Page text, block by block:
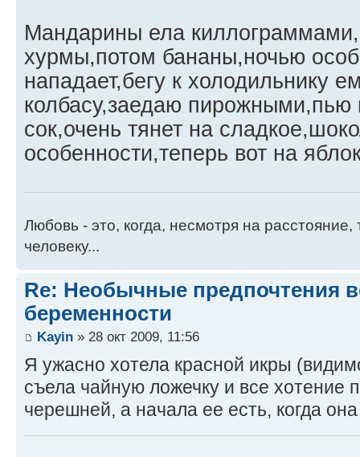
Мандарины ела
хурмы,потом бананы,ночью
нападает,бегу к холодильнику
колбасу,заедаю пирожными,пью
сок,очень тянет на
особенности,теперь вот на
Любовь - это, когда, несмотря на
человеку...
Re: Необычные предпочтения
беременности
Kayin » 28 окт 2009, 11:56
Я ужасно хотела красной икры
съела чайную ложечку и все хотение
черешней, а начала ее есть, когда